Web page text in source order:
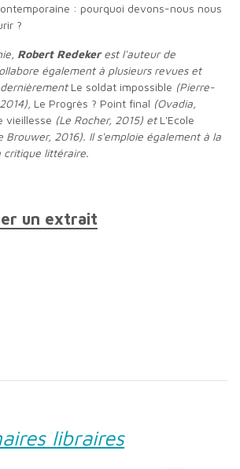
: pourquoi devons-nous nous
?
Robert Redekerest l'auteur de
également à plusieurs revues et
Le soldat impossible (Pierre-
Le Progrès ? Point final (Ovadia,
vieillesse (Le Rocher, 2015) et L'Ecole
Brouwer, 2016). Il s'emploie également à la
critique littéraire.
un extrait
libraires